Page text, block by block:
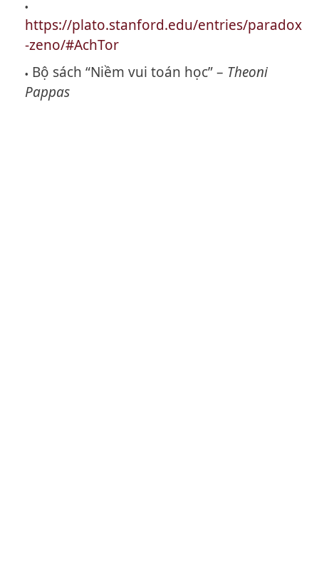
https://plato.stanford.edu/entries/paradox
-zeno/#AchTor
Bộ sách “Niềm vui toán học” – Theoni
Pappas